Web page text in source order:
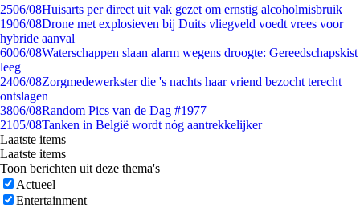
2506/08Huisarts per direct uit vak gezet om ernstig alcoholmisbruik
1906/08Drone met explosieven bij Duits vliegveld voedt vrees voor
hybride aanval
6006/08Waterschappen slaan alarm wegens droogte: Gereedschapskist
leeg
2406/08Zorgmedewerkster die 's nachts haar vriend bezocht terecht
ontslagen
3806/08Random Pics van de Dag #1977
2105/08Tanken in België wordt nóg aantrekkelijker
Laatste items
Laatste items
Toon berichten uit deze thema's
Actueel
Entertainment